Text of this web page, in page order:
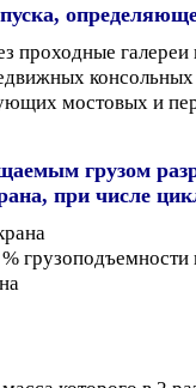
проходные галереи
мостовых и
грузом
при числе
грузоподъемности